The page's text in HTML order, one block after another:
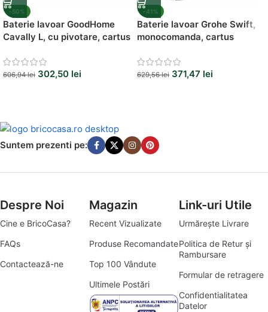
-50%
Baterie lavoar GoodHome
Cavally L, cu pivotare, cartus
monocomanda, design
modern
606,94lei 302,50 lei
-41%
Baterie lavoar Grohe Swift,
monocomanda, cartus
debit
629,56lei 371,47 lei
Suntem prezenti pe:
Despre Noi
Cine e BricoCasa?
FAQs
Contactează-ne
Magazin
Recent Vizualizate
Produse Recomandate
Top 100 Vândute
Ultimele Postări
Link-uri Utile
Urmărește Livrare
Politica de Retur și
Rambursare
Formular de retragere
Confidentialitatea
Datelor